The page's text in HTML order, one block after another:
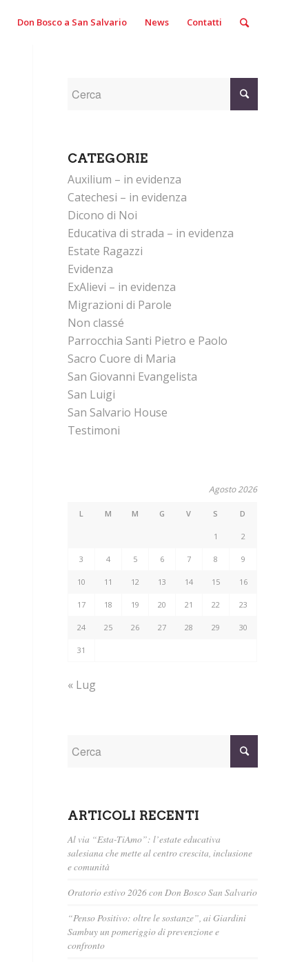
Don Bosco a San Salvario News Contatti
CATEGORIE
Auxilium – in evidenza
Catechesi – in evidenza
Dicono di Noi
Educativa di strada – in evidenza
Estate Ragazzi
Evidenza
ExAlievi – in evidenza
Migrazioni di Parole
Non classé
Parrocchia Santi Pietro e Paolo
Sacro Cuore di Maria
San Giovanni Evangelista
San Luigi
San Salvario House
Testimoni
Agosto 2026
L M M G V S D
1 2
3 4 5 6 7 8 9
10 11 12 13 14 15 16
17 18 19 20 21 22 23
24 25 26 27 28 29 30
31
« Lug
ARTICOLI RECENTI
Al via “Esta-TiAmo”: l’estate educativa
salesiana che mette al centro crescita, inclusione
e comunità
Oratorio estivo 2026 con Don Bosco San Salvario
“Penso Positivo: oltre le sostanze”, ai Giardini
Sambuy un pomeriggio di prevenzione e
confronto